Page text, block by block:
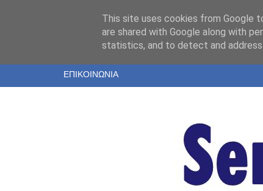
ΤΑΥΤΟΤΗΤΑ
ΕΝΤΥΠΗ ΕΚΔΟΣΗ
ΕΠΙΚΟΙΝΩΝΙΑ
This site uses cookies from Google
are shared with Google along with
statistics, and to detect and address